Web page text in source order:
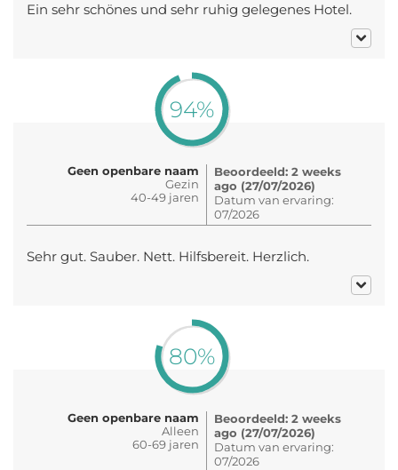
Ein sehr schönes und sehr ruhig gelegenes Hotel.
94%
Geen openbare naam
Gezin
40-49 jaren
Beoordeeld: 2 weeks
ago (27/07/2026)
Datum van ervaring:
07/2026
Sehr gut. Sauber. Nett. Hilfsbereit. Herzlich.
80%
Geen openbare naam
Alleen
60-69 jaren
Beoordeeld: 2 weeks
ago (27/07/2026)
Datum van ervaring:
07/2026